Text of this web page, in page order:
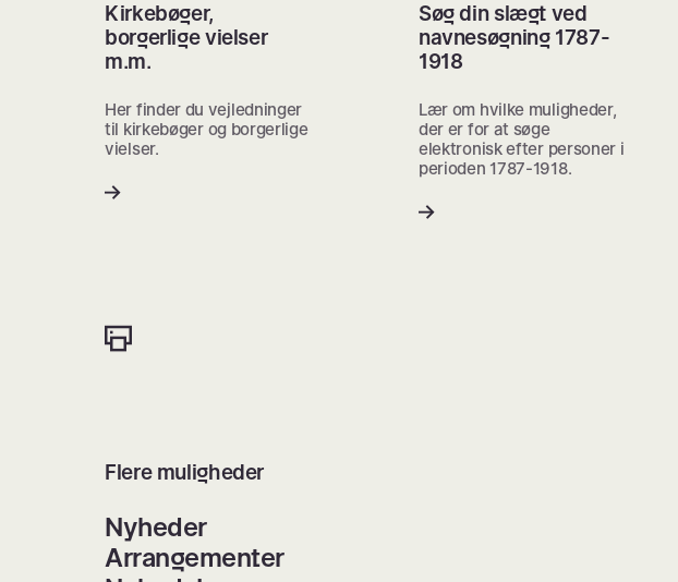
Kirkebøger,
borgerlige vielser
m.m.
Her finder du vejledninger
til kirkebøger og borgerlige
vielser.
Søg din slægt ved
navnesøgning 1787-
1918
Lær om hvilke muligheder,
der er for at søge
elektronisk efter personer i
perioden 1787-1918.
Flere muligheder
Nyheder
Arrangementer